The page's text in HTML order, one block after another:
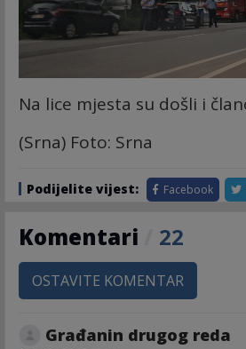
Na lice mjesta su došli i
(Srna) Foto: Srna
Podijelite vijest: Facebook
Komentari 22
OSTAVITE KOMENTAR
Građanin drugog reda